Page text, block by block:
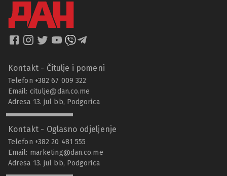
Kontakt - Čitulje i pomeni
Telefon +382 67 009 322
Email: citulje@dan.co.me
Adresa 13. jul bb, Podgorica
Kontakt - Oglasno odjeljenje
Telefon +382 20 481 555
Email: marketing@dan.co.me
Adresa 13. jul bb, Podgorica